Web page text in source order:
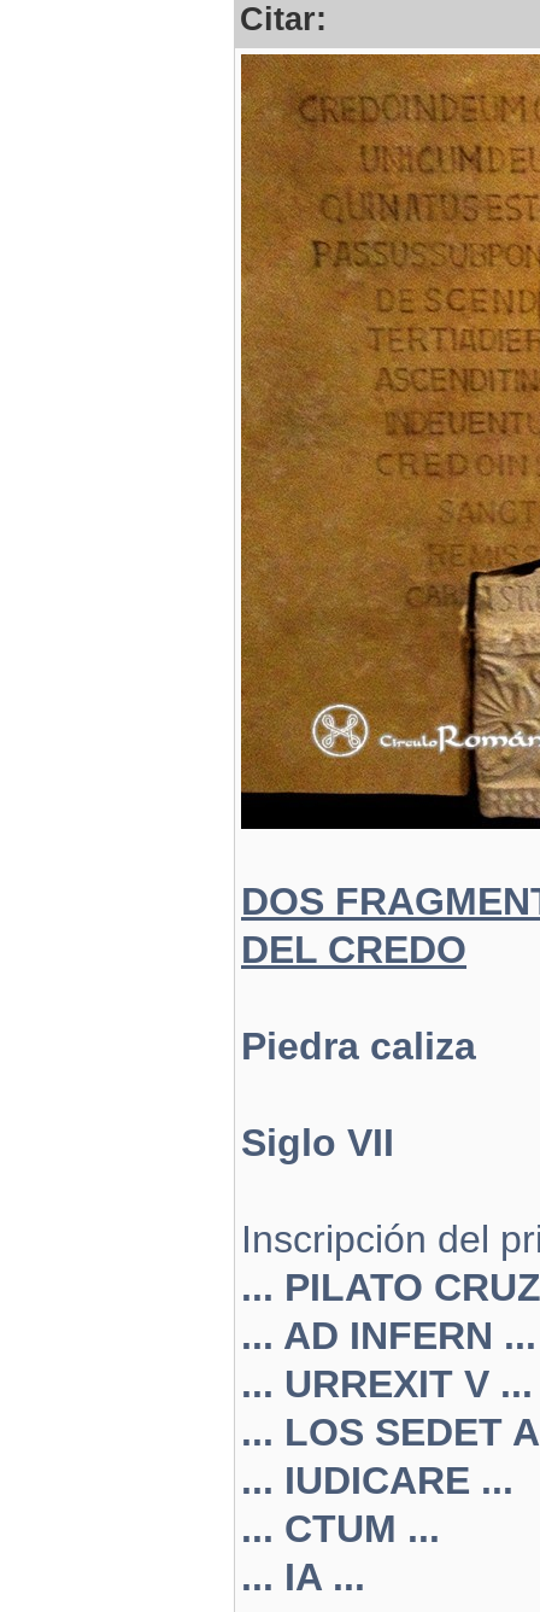
Citar:
DOS
DEL CREDO
Piedra caliza
Siglo VII
Inscripción del
... PILATO
... AD INFERN ...
... URREXIT V ...
... LOS SEDET
... IUDICARE ...
... CTUM ...
... IA ...